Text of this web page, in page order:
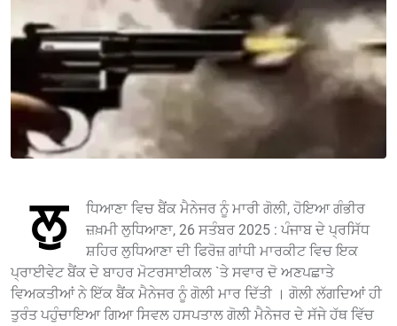
ਲੁ
ਧਿਆਣਾ ਵਿਚ ਬੈਂਕ ਮੈਨੇਜਰ ਨੂੰ ਮਾਰੀ ਗੋਲੀ, ਹੋਇਆ ਗੰਭੀਰ
ਜ਼ਖ਼ਮੀ ਲੁਧਿਆਣਾ, 26 ਸਤੰਬਰ 2025 : ਪੰਜਾਬ ਦੇ ਪ੍ਰਸਿੱਧ
ਸ਼ਹਿਰ ਲੁਧਿਆਣਾ ਦੀ ਫਿਰੋਜ਼ ਗਾਂਧੀ ਮਾਰਕੀਟ ਵਿਚ ਇਕ
ਪ੍ਰਾਈਵੇਟ ਬੈਂਕ ਦੇ ਬਾਹਰ ਮੋਟਰਸਾਈਕਲ `ਤੇ ਸਵਾਰ ਦੋ ਅਣਪਛਾਤੇ
ਵਿਅਕਤੀਆਂ ਨੇ ਇੱਕ ਬੈਂਕ ਮੈਨੇਜਰ ਨੂੰ ਗੋਲੀ ਮਾਰ ਦਿੱਤੀ । ਗੋਲੀ ਲੱਗਦਿਆਂ ਹੀ
ਤੁਰੰਤ ਪਹੁੰਚਾਇਆ ਗਿਆ ਸਿਵਲ ਹਸਪਤਾਲ ਗੋਲੀ ਮੈਨੇਜਰ ਦੇ ਸੱਜੇ ਹੱਥ ਵਿੱਚ